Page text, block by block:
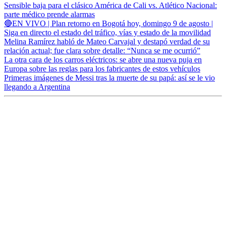
Sensible baja para el clásico América de Cali vs. Atlético Nacional:
parte médico prende alarmas
🔴EN VIVO | Plan retorno en Bogotá hoy, domingo 9 de agosto |
Siga en directo el estado del tráfico, vías y estado de la movilidad
Melina Ramírez habló de Mateo Carvajal y destapó verdad de su
relación actual; fue clara sobre detalle: “Nunca se me ocurrió”
La otra cara de los carros eléctricos: se abre una nueva puja en
Europa sobre las reglas para los fabricantes de estos vehículos
Primeras imágenes de Messi tras la muerte de su papá: así se le vio
llegando a Argentina